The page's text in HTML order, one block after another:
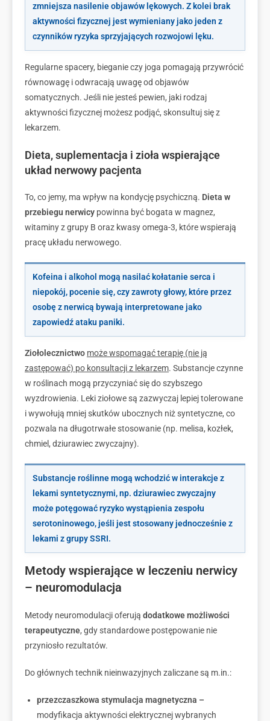
zmniejsza nasilenie objawów lękowych. Z kolei brak
aktywności fizycznej jest wymieniany jako jeden z
czynników ryzyka sprzyjających rozwojowi lęku.
Regularne spacery, bieganie czy joga pomagają przywrócić
równowagę i odwracają uwagę od objawów
somatycznych. Jeśli nie jesteś pewien, jaki rodzaj
aktywności fizycznej możesz podjąć, skonsultuj się z
lekarzem.
Dieta, suplementacja i zioła wspierające
układ nerwowy pacjenta
To, co jemy, ma wpływ na kondycję psychiczną. Dieta w
przebiegu nerwicy powinna być bogata w magnez,
witaminy z grupy B oraz kwasy omega-3, które wspierają
pracę układu nerwowego.
Kofeina i alkohol mogą nasilać kołatanie serca i
niepokój, pocenie się, czy zawroty głowy, które przez
osobę z nerwicą bywają interpretowane jako
zapowiedź ataku paniki.
Ziołolecznictwo może wspomagać terapię (nie ją
zastępować) po konsultacji z lekarzem. Substancje czynne
w roślinach mogą przyczyniać się do szybszego
wyzdrowienia. Leki ziołowe są zazwyczaj lepiej tolerowane
i wywołują mniej skutków ubocznych niż syntetyczne, co
pozwala na długotrwałe stosowanie (np. melisa, kozłek,
chmiel, dziurawiec zwyczajny).
Substancje roślinne mogą wchodzić w interakcje z
lekami syntetycznymi, np. dziurawiec zwyczajny
może potęgować ryzyko wystąpienia zespołu
serotoninowego, jeśli jest stosowany jednocześnie z
lekami z grupy SSRI.
Metody wspierające w leczeniu nerwicy
– neuromodulacja
Metody neuromodulacji oferują dodatkowe możliwości
terapeutyczne, gdy standardowe postępowanie nie
przyniosło rezultatów.
Do głównych technik nieinwazyjnych zaliczane są m.in.:
przezczaszkowa stymulacja magnetyczna –
modyfikacja aktywności elektrycznej wybranych